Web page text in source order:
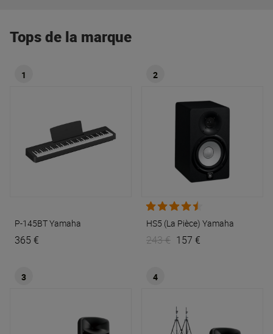
Tops de la marque
1
P-145BTYamaha
365 €
2
HS5 (La Pièce) Yamaha
243 € 157 €
3 4